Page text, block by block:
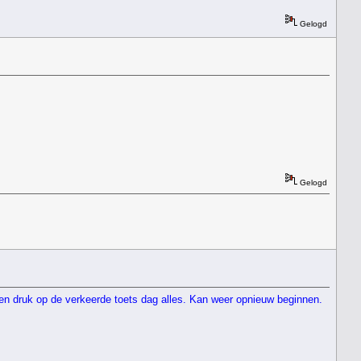
Gelogd
Gelogd
op de verkeerde toets dag alles. Kan weer opnieuw beginnen.